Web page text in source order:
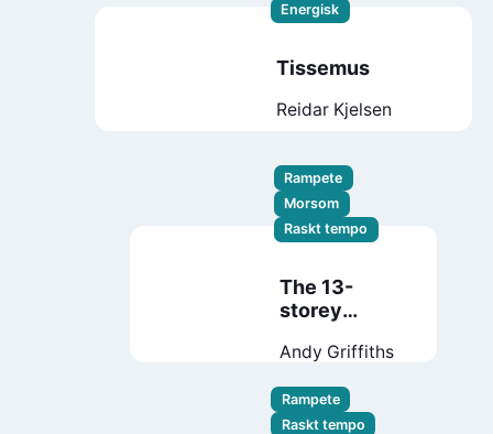
Energisk
Tissemus
Reidar Kjelsen
Rampete
Morsom
Raskt tempo
The 13-
storey
Andy Griffiths
Rampete
Raskt tempo